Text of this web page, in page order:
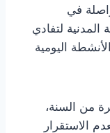
في
المدنية لتفادي
اليومية
من السنة،
الاستقرار